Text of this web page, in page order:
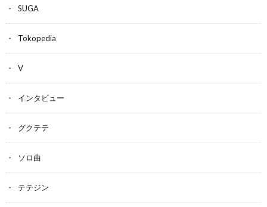
SUGA
Tokopedia
V
インタビュー
グクテテ
ソロ曲
テテジン